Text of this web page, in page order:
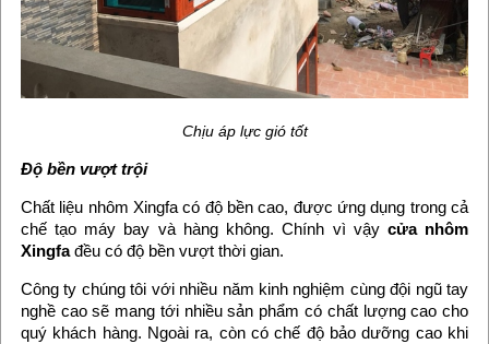
Chịu áp lực gió tốt
Độ bền vượt trội
Chất liệu nhôm Xingfa có độ bền cao, được ứng dụng trong cả
chế tạo máy bay và hàng không. Chính vì vậy cửa nhôm
Xingfađều có độ bền vượt thời gian.
Công ty chúng tôi với nhiều năm kinh nghiệm cùng đội ngũ tay
nghề cao sẽ mang tới nhiều sản phẩm có chất lượng cao cho
quý khách hàng. Ngoài ra, còn có chế độ bảo dưỡng cao khi